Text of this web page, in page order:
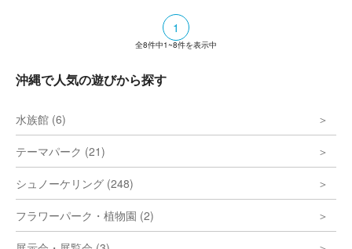
1
全8件中1~8件を表示中
沖縄で人気の遊びから探す
水族館 (6)
テーマパーク (21)
シュノーケリング (248)
フラワーパーク・植物園 (2)